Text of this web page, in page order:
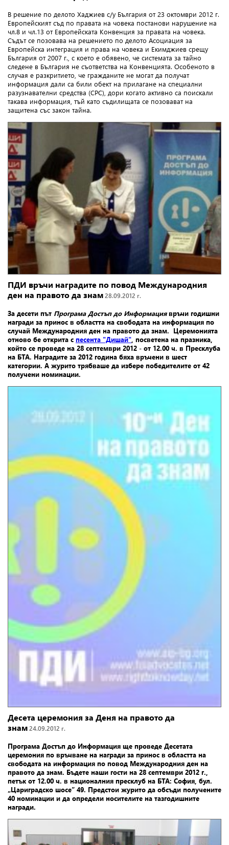
В решение по делото Хаджиев с/у България от 23 октомври 2012 г.
Европейският съд по правата на човека постанови нарушение на
чл.8 и чл.13 от Европейската Конвенция за правата на човека.
Съдът се позовава на решението по делото Асоциация за
Европейска интеграция и права на човека и Екимджиев срещу
България от 2007 г., с което е обявено, че системата за тайно
следене в България не съответства на Конвенцията. Особеното в
случая е разкритието, че гражданите не могат да получат
информация дали са били обект на прилагане на специални
разузнавателни средства (СРС), дори когато активно са поискали
такава информация, тъй като съдилищата се позовават на
защитена със закон тайна.
ПДИ връчи наградите по повод Международния
ден на правото да знам 28.09.2012 г.
За десети път Програма Достъп до Информациявръчи годишни
награди за принос в областта на свободата на информация по
случай Международния ден на правото да знам. Церемонията
отново бе открита с песента "Дишай" , посветена на празника,
който се проведе на 28 септември 2012 - от 12.00 ч. в Пресклуба
на БТА. Наградите за 2012 година бяха връчени в шест
категории. А журито трябваше да избере победителите от 42
получени номинации.
Десета церемония за Деня на правото да
знам 24.09.2012 г.
Програма Достъп до Информация ще проведе Десетата
церемония по връчване на награди за принос в областта на
свободата на информация по повод Международния ден на
правото да знам. Бъдете наши гости на 28 септември 2012 г.,
петък от 12.00 ч. в националния пресклуб на БТА: София, бул.
„Цариградско шосе” 49. Предстои журито да обсъди получените
40 номинации и да определи носителите на тазгодишните
награди.